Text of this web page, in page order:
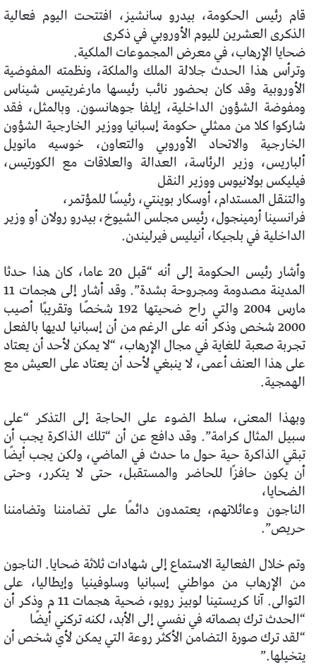
قام رئيس الحكومة، بيدرو سانشيز، افتتحت اليوم فعالية
الذكرى العشرين لليوم الأوروبي في ذكرى
ضحايا الإرهاب، في معرض المجموعات الملكية.
وترأس هذا الحدث جلالة الملك والملكة، ونظمته المفوضية
الأوروبية وقد كان بحضور نائب رئيسها مارغريتيس شيناس
ومفوضة الشؤون الداخلية، إيلفا جوهانسون. وبالمثل، فقد
شاركواكلا من ممثلي حكومة إسبانيا ووزير الخارجية الشؤون
الخارجية والاتحاد الأوروبي والتعاون، خوسيه مانويل
ألباريس، وزير الرئاسة، العدالة والعلاقات مع الكورتيس،
فيليكس بولانيوس ووزير النقل
والتنقل المستدام، أوسكار بوينتي، رئيسًا للمؤتمر،
فرانسينا أرمينجول، رئيس مجلس الشيوخ، بيدرو رولان أو وزير
الداخلية في بلجيكا، أنيليس فيرليندن.
وأشار رئيس الحكومة إلى أنه “قبل 20 عاما، كان هذا حدثا
المدينة مصدومة ومجروحة بشدة”. وقد أشار إلى هجمات 11
مارس 2004 والتي راح ضحيتها 192 شخصًا وتقريبًا أصيب
2000 شخص وذكر أنه على الرغم من أن إسبانيا لديها بالفعل
تجربة صعبة للغاية في مجال الإرهاب، “لا يمكن لأحد أن يعتاد
على هذا العنفأعمى، لا ينبغي لأحد أن يعتاد على العيش مع
الهمجية.
وبهذا المعنى، سلط الضوء على الحاجة إلى التذكر “على
سبيل المثال كرامة”. وقد دافع عن أن “تلك الذاكرة يجب أن
تبقي الذاكرة حية حول ما حدث في الماضي، ولكن يجب أيضًا
أن يكون حافزًا للحاضر والمستقبل، حتى لا يتكرر، وحتى
الضحايا،
الناجون وعائلاتهم، يعتمدون دائمًا على تضامننا وتضامننا
حريص”.
وتم خلال الفعالية الاستماع إلى شهادات ثلاثة ضحايا.الناجون
من الإرهاب من مواطني إسبانيا وسلوفينيا وإيطاليا، على
التوالى. آنا كريستينا لوبيز رويو، ضحية هجمات 11 م وذكر أن
“الحدث ترك بصماته في نفسي إلى الأبد، لكنه تركني أيضًا
“لقد ترك صورة التضامن الأكثر روعة التي يمكن لأي شخص أن
يتخيلها.”